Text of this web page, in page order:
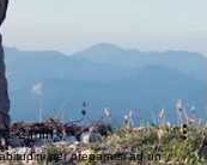
per prepararsi ad un
2 min